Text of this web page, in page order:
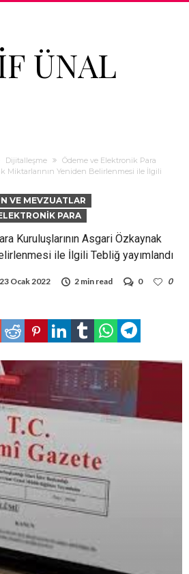
ÜNAL
Dijitalleşme
Ödeme ve Elektronik Para
Miktarlarının Yeniden Belirlenmesi ile İlgili
VE MEVZUATLAR
PARA
Kuruluşlarının Asgari Özkaynak
ile İlgili Tebliğ yayımlandı
23 Ocak 2022 2 min read 0
0